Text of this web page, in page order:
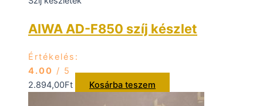
AIWA AD-F850 szíj készlet
Értékelés:
4.00 / 5
2.894,00Ft Kosárba teszem